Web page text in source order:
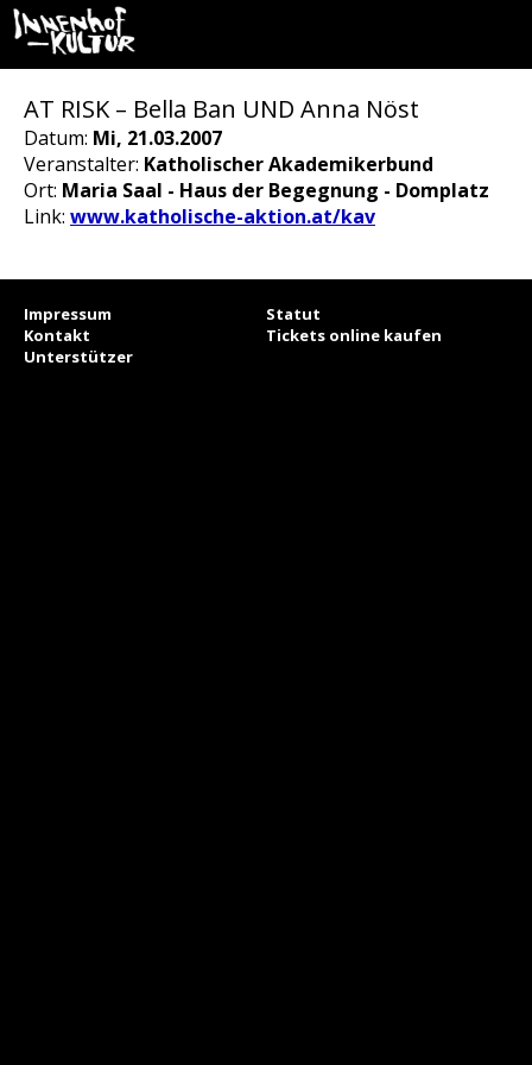
AT RISK – Bella Ban UND Anna Nöst
Datum: Mi, 21.03.2007
Veranstalter: Katholischer Akademikerbund
Ort: Maria Saal - Haus der Begegnung - Domplatz
Link: www.katholische-aktion.at/kav
Impressum
Statut
Kontakt
Tickets online kaufen
Unterstützer